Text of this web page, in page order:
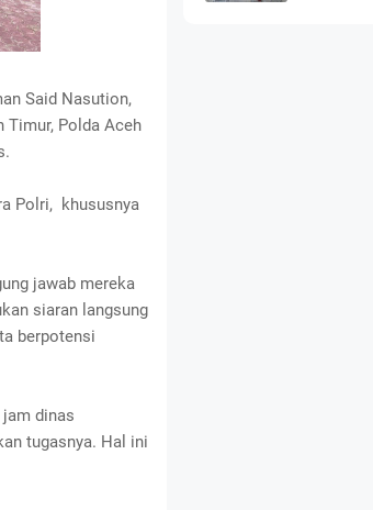
Said Nasution,
Timur, Polda Aceh
Polri, khususnya
jawab mereka
siaran langsung
berpotensi
dinas
tugasnya. Hal ini